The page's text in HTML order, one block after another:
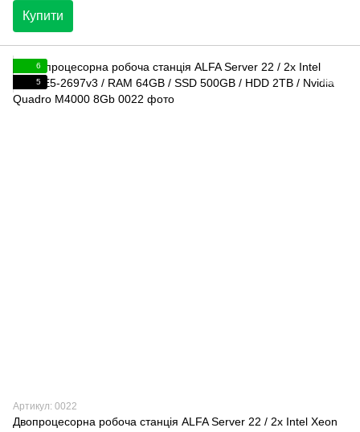
Купити
6
5
Артикул: 0022
Двопроцесорна робоча станція ALFA Server 22 / 2x Intel Xeon